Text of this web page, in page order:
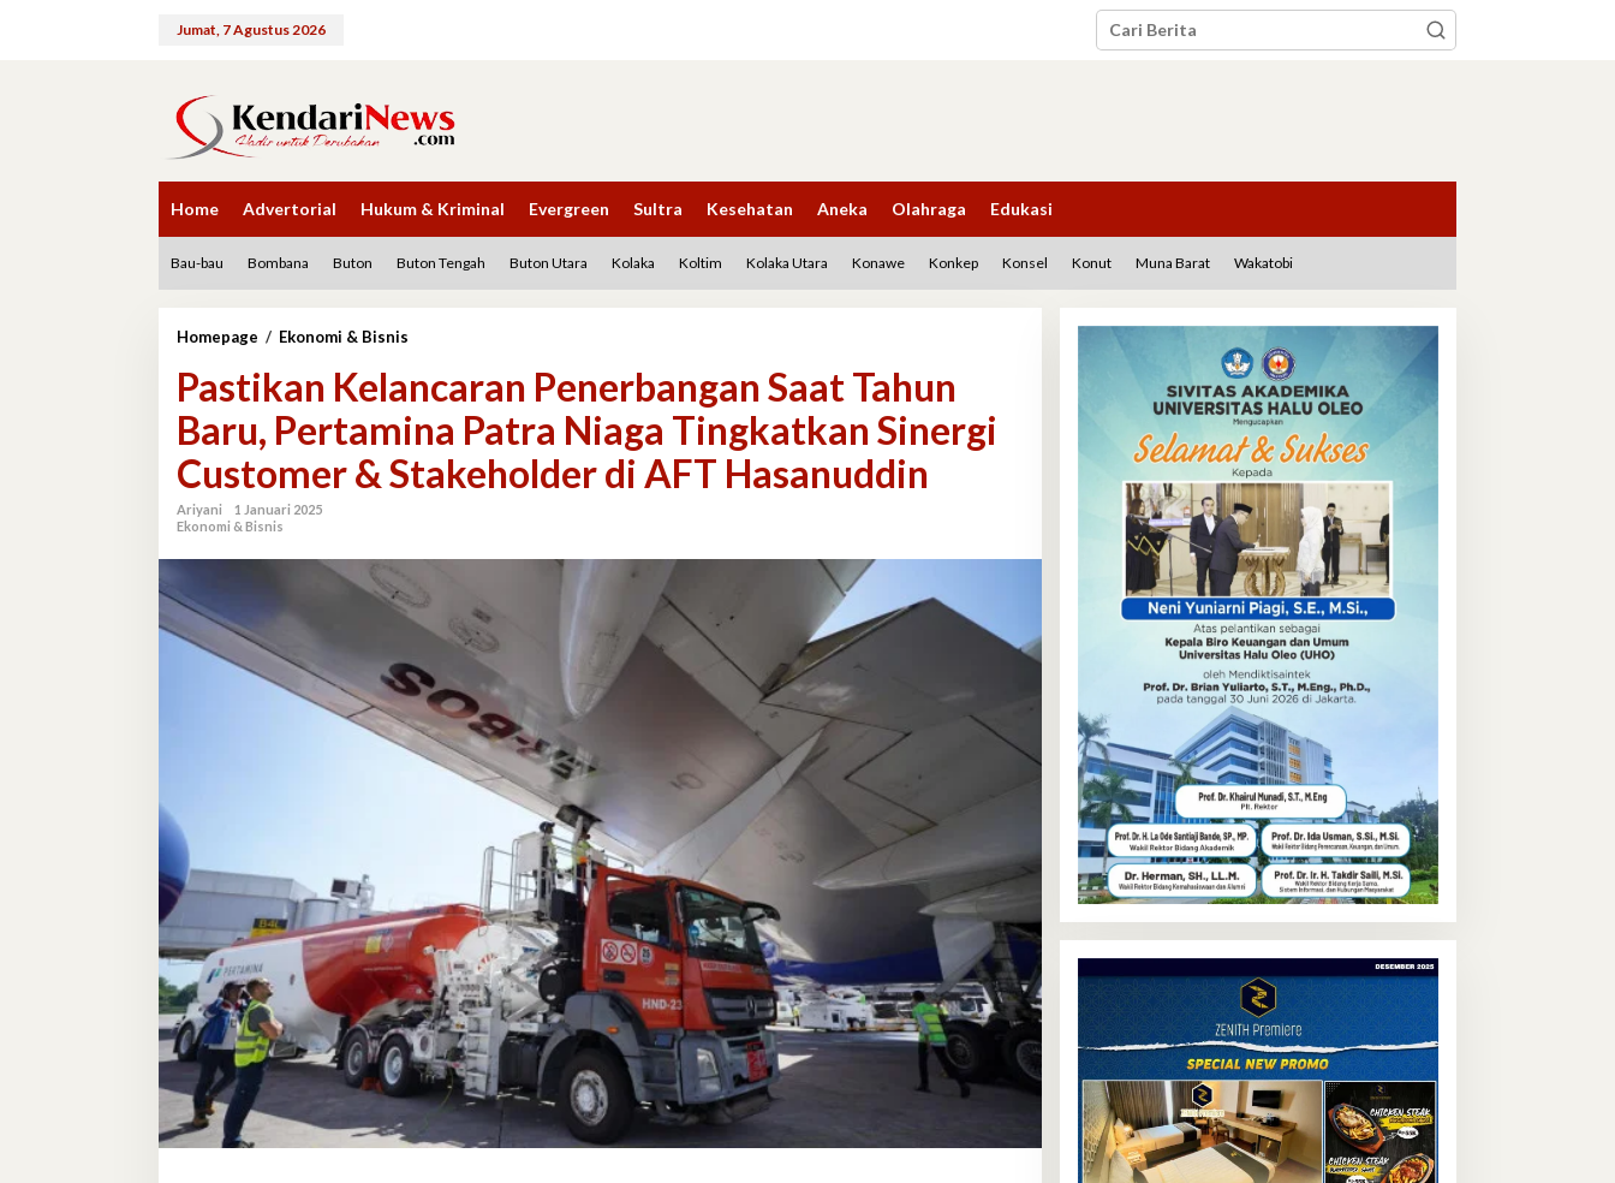
Jumat, 7 Agustus 2026
Home Advertorial Hukum & Kriminal Evergreen Sultra Kesehatan Aneka Olahraga Edukasi
Bau-bau Bombana Buton Buton Tengah Buton Utara Kolaka Koltim Kolaka Utara Konawe Konkep Konsel Konut Muna Barat Wakatobi
Homepage / Ekonomi & Bisnis
Penerbangan
Saat
Tahun
Baru,
Pertamina
Patra
&
Stakeholder
AFT
Hasanuddin
Pastikan Kelancaran Penerbangan Saat Tahun
Baru, Pertamina Patra Niaga Tingkatkan Sinergi
Customer & Stakeholder di AFT Hasanuddin
Ariyani
1 Januari 2025
Ekonomi & Bisnis